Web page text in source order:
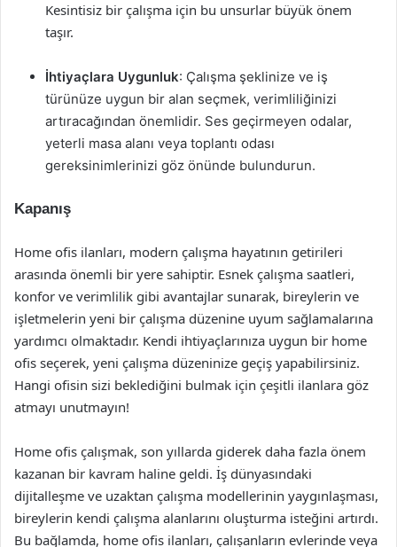
Kesintisiz bir çalışma için bu unsurlar büyük önem
taşır.
İhtiyaçlara Uygunluk: Çalışma şeklinize ve iş
türünüze uygun bir alan seçmek, verimliliğinizi
artıracağından önemlidir. Ses geçirmeyen odalar,
yeterli masa alanı veya toplantı odası
gereksinimlerinizi göz önünde bulundurun.
Kapanış
Home ofis ilanları, modern çalışma hayatının getirileri
arasında önemli bir yere sahiptir. Esnek çalışma saatleri,
konfor ve verimlilik gibi avantajlar sunarak, bireylerin ve
işletmelerin yeni bir çalışma düzenine uyum sağlamalarına
yardımcı olmaktadır. Kendi ihtiyaçlarınıza uygun bir home
ofis seçerek, yeni çalışma düzeninize geçiş yapabilirsiniz.
Hangi ofisin sizi beklediğini bulmak için çeşitli ilanlara göz
atmayı unutmayın!
Home ofis çalışmak, son yıllarda giderek daha fazla önem
kazanan bir kavram haline geldi. İş dünyasındaki
dijitalleşme ve uzaktan çalışma modellerinin yaygınlaşması,
bireylerin kendi çalışma alanlarını oluşturma isteğini artırdı.
Bu bağlamda, home ofis ilanları, çalışanların evlerinde veya